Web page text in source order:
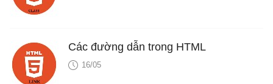
Các đường dẫn trong HTML
16/05